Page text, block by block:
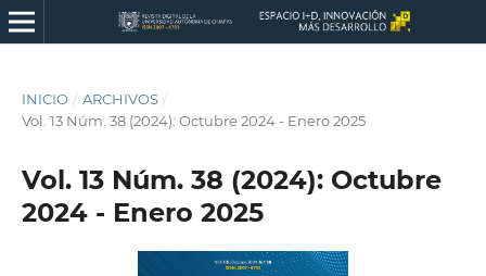
INICIO / ARCHIVOS /
Vol. 13 Núm. 38 (2024): Octubre 2024 - Enero 2025
Vol. 13 Núm. 38 (2024): Octubre
2024 - Enero 2025